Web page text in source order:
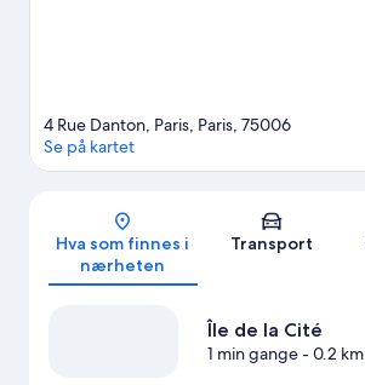
Kart
4 Rue Danton, Paris, Paris, 75006
Se på kartet
Hva som finnes i
nærheten
Transport
Île de la Cité
1 min gange- 0.2 km